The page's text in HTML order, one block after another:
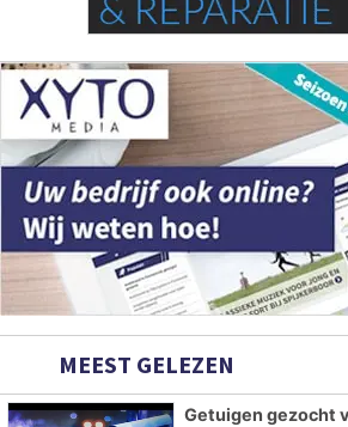
MEEST GELEZEN
Getuigen gezocht